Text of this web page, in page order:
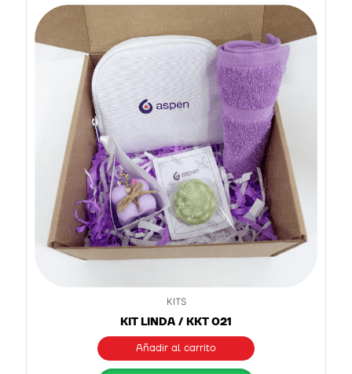
KITS
KIT LINDA / KKT 021
Añadir al carrito